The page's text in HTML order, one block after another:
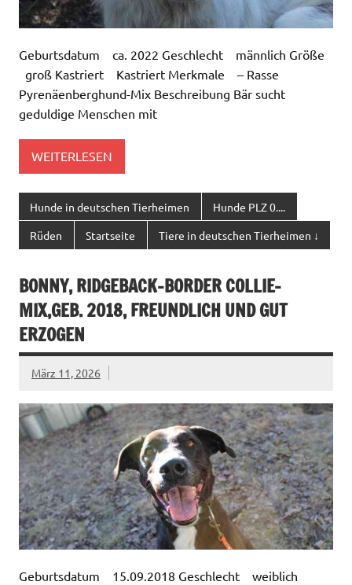
Geburtsdatum ca. 2022 Geschlecht männlich Größe
groß Kastriert Kastriert Merkmale – Rasse
Pyrenäenberghund-Mix Beschreibung Bär sucht
geduldige Menschen mit
WEITERLESEN
Hunde in deutschen Tierheimen Hunde PLZ 0....
Rüden Startseite Tiere in deutschen Tierheimen ↓
BONNY, RIDGEBACK-BORDER COLLIE-
MIX,GEB. 2018, FREUNDLICH UND GUT
ERZOGEN
März 11, 2026
Geburtsdatum 15.09.2018 Geschlecht weiblich